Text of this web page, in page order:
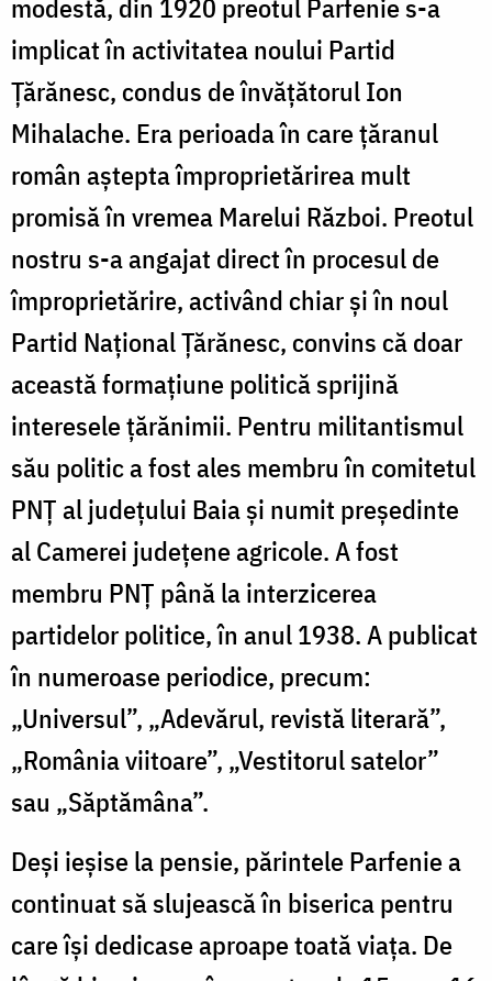
modestă, din 1920 preotul Parfenie s-a
implicat în activitatea noului Partid
Țărănesc, condus de învățătorul Ion
Mihalache. Era perioada în care țăranul
român aștepta împroprietărirea mult
promisă în vremea Marelui Război. Preotul
nostru s-a angajat direct în procesul de
împroprietărire, activând chiar și în noul
Partid Național Țărănesc, convins că doar
această formațiune politică sprijină
interesele țărănimii. Pentru militantismul
său politic a fost ales membru în comitetul
PNȚ al județului Baia și numit președinte
al Camerei județene agricole. A fost
membru PNȚ până la interzicerea
partidelor politice, în anul 1938. A publicat
în numeroase periodice, precum:
„Universul”, „Adevărul, revistă literară”,
„România viitoare”, „Vestitorul satelor”
sau „Săptămâna”.
Deși ieșise la pensie, părintele Parfenie a
continuat să slujească în biserica pentru
care își dedicase aproape toată viața. De